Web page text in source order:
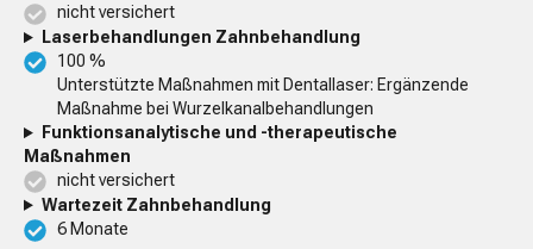
nicht versichert
Laserbehandlungen Zahnbehandlung
100 %
Unterstützte Maßnahmen mit Dentallaser: Ergänzende
Maßnahme bei Wurzelkanalbehandlungen
Funktionsanalytische und -therapeutische
Maßnahmen
nicht versichert
Wartezeit Zahnbehandlung
6 Monate